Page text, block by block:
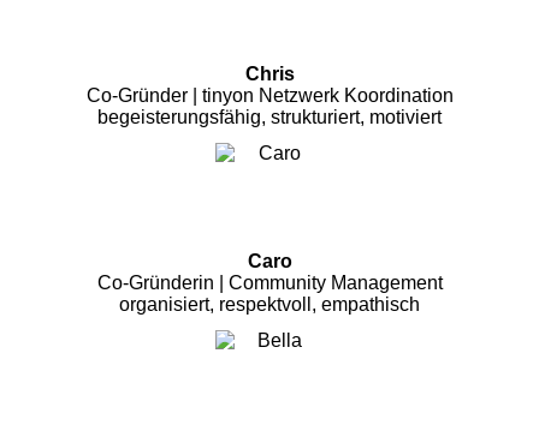
Chris
Co-Gründer | tinyon Netzwerk Koordination
begeisterungsfähig, strukturiert, motiviert
Caro
Co-Gründerin | Community Management
organisiert, respektvoll, empathisch